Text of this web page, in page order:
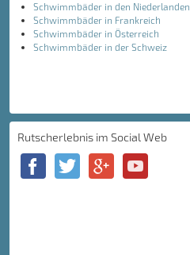
Schwimmbäder in den Niederlanden
Schwimmbäder in Frankreich
Schwimmbäder in Österreich
Schwimmbäder in der Schweiz
Rutscherlebnis im Social Web